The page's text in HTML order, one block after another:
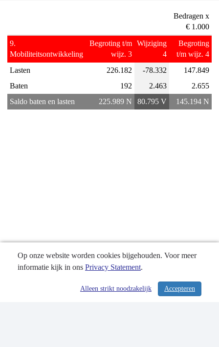
navigatie
Mobiliteitsontwikkeling
Bedragen x
€ 1.000
9.
Mobiliteitsontwikkeling
Begroting t/m
wijz. 3
Wijziging
4
Begroting
t/m wijz. 4
Lasten
226.182 -78.332
147.849
Baten
192 2.463
2.655
Saldo baten en lasten
225.989 N 80.795 V 145.194 N
/ 284
Op onze website worden cookies bijgehouden. Voor meer
informatie kijk in ons Privacy Statement.
Accepteren
Alleen strikt noodzakelijk